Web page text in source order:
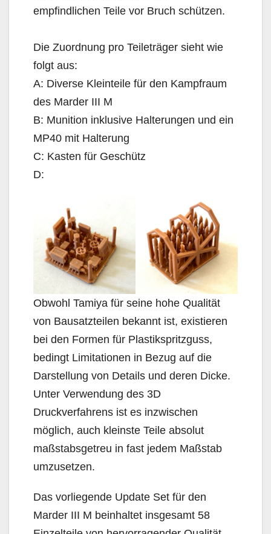
empfindlichen Teile vor Bruch schützen.
Die Zuordnung pro Teileträger sieht wie
folgt aus:
A: Diverse Kleinteile für den Kampfraum
des Marder III M
B: Munition inklusive Halterungen und ein
MP40 mit Halterung
C: Kasten für Geschütz
D:
Obwohl Tamiya für seine hohe Qualität
von Bausatzteilen bekannt ist, existieren
bei den Formen für Plastikspritzguss,
bedingt Limitationen in Bezug auf die
Darstellung von Details und deren Dicke.
Unter Verwendung des 3D
Druckverfahrens ist es inzwischen
möglich, auch kleinste Teile absolut
maßstabsgetreu in fast jedem Maßstab
umzusetzen.
Das vorliegende Update Set für den
Marder III M beinhaltet insgesamt 58